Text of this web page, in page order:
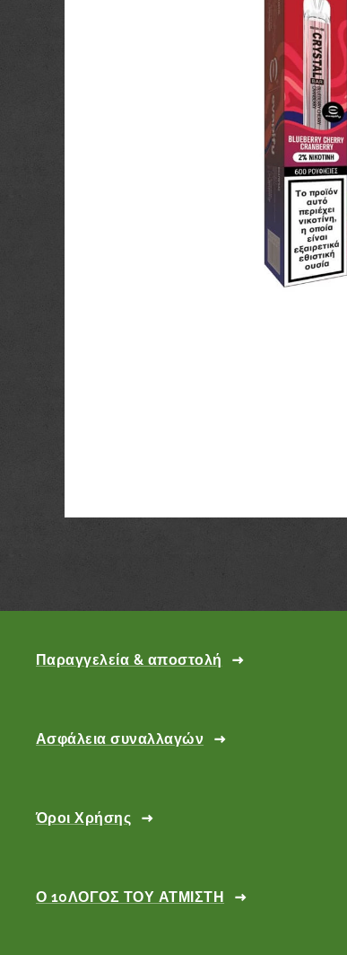
Παραγγελεία & αποστολή
Ασφάλεια συναλλαγών
Όροι Χρήσης
Ο 10ΛΟΓΟΣ ΤΟΥ ΑΤΜΙΣΤΗ